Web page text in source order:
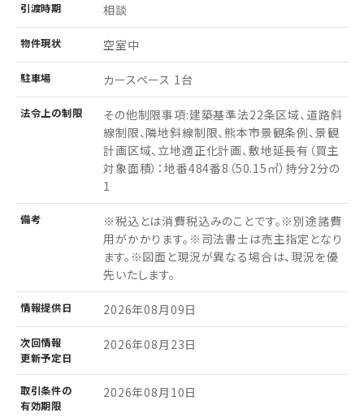
引渡時期 相談
物件現状 空室中
駐車場 カースペース 1台
法令上の制限
その他制限事項:建築基準法22条区域、道路斜
線制限、隣地斜線制限、熊本市景観条例、景観
計画区域、立地適正化計画、敷地延長有（買主
対象面積）：地番484番8（50.15㎡）持分2分の
1
備考
※税込とは消費税込みのことです。※別途諸費
用がかかります。※司法書士は売主指定となり
ます。※図面と現況が異なる場合は、現況を優
先いたします。
情報提供日 2026年08月09日
次回情報
更新予定日
2026年08月23日
取引条件の
有効期限
2026年08月10日